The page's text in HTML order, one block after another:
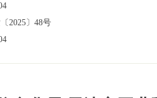
〔2025〕 48号